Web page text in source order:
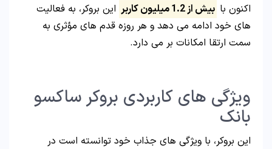
اکنون با بیش از 1.2 میلیون کاربر
این بروکر، به فعالیت
های خود ادامه می دهد و هر روزه قدم های مؤثری به
سمت ارتقا امکانات بر می دارد.
ویژگی های کاربردی بروکر ساکسو
بانک
این بروکر، با ویژگی های جذاب خود توانسته است در